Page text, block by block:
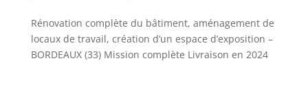
Rénovation complète du bâtiment, aménagement de
locaux de travail, création d’un espace d’exposition –
BORDEAUX (33) Mission complète Livraison en 2024